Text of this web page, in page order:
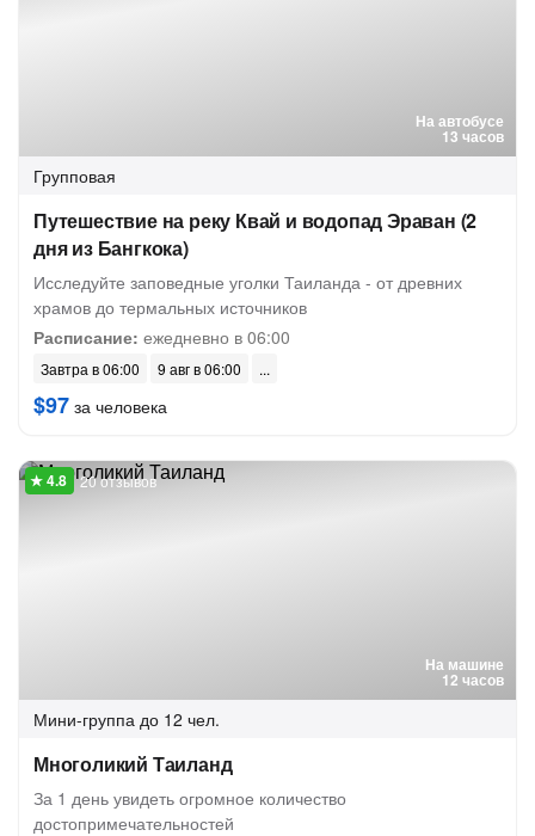
На автобусе
13 часов
Групповая
Путешествие на реку Квай и водопад Эраван (2
дня из Бангкока)
Исследуйте заповедные уголки Таиланда - от древних
храмов до термальных источников
Расписание: ежедневно в 06:00
Завтра в 06:00 9 авг в 06:00
$97 за человека
На машине
12 часов
20 отзывов
Мини-группа до 12 чел.
Многоликий Таиланд
За 1 день увидеть огромное количество
достопримечательностей